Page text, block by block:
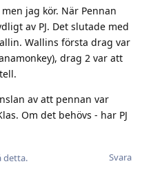
jag kör. När Pennan
av PJ. Det slutade med
Wallins första drag var
drag 2 var att
av att pennan var
Om det behövs - har PJ
Svara
detta.